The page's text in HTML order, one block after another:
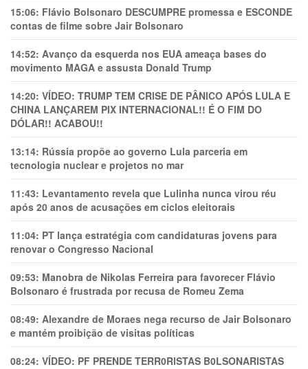
15:06: Flávio Bolsonaro DESCUMPRE promessa e ESCONDE
contas de filme sobre Jair Bolsonaro
14:52: Avanço da esquerda nos EUA ameaça bases do
movimento MAGA e assusta Donald Trump
14:20: VÍDEO: TRUMP TEM CRlSE DE PÂNlCO APÓS LULA E
CHINA LANÇAREM PIX INTERNACIONAL!! É O FIM DO
DÓLAR!! ACABOU!!
13:14: Rússia propõe ao governo Lula parceria em
tecnologia nuclear e projetos no mar
11:43: Levantamento revela que Lulinha nunca virou réu
após 20 anos de acusações em ciclos eleitorais
11:04: PT lança estratégia com candidaturas jovens para
renovar o Congresso Nacional
09:53: Manobra de Nikolas Ferreira para favorecer Flávio
Bolsonaro é frustrada por recusa de Romeu Zema
08:49: Alexandre de Moraes nega recurso de Jair Bolsonaro
e mantém proibição de visitas políticas
08:24: VÍDEO: PF PRENDE TERR0RlSTAS B0LSONARlSTAS